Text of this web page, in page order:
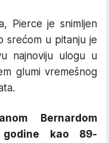
Pierce je snimljen
srećom u pitanju je
najnoviju ulogu u
glumi vremešnog
Bernardom
kao 89-